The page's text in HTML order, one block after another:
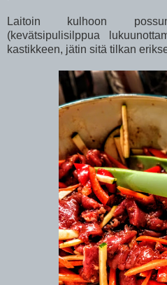
Laitoin kulhoon
(kevätsipulisilppua
kastikkeen, jätin sitä tilkan